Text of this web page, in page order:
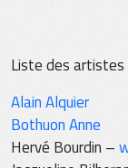
Liste des artistes
Alain Alquier
Bothuon Anne
Hervé Bourdin –